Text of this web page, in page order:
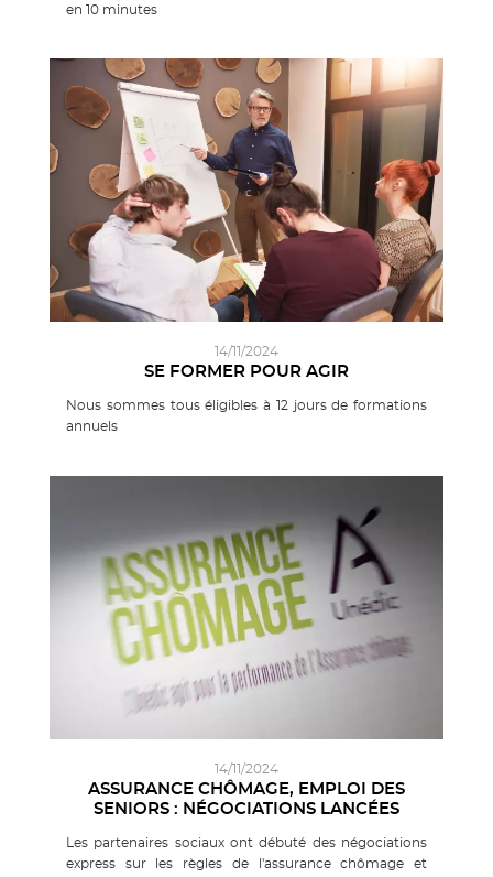
en 10 minutes
14/11/2024
SE FORMER POUR AGIR
Nous sommes tous éligibles à 12 jours de formations
annuels
14/11/2024
ASSURANCE CHÔMAGE, EMPLOI DES
SENIORS : NÉGOCIATIONS LANCÉES
Les partenaires sociaux ont débuté des négociations
express sur les règles de l'assurance chômage et